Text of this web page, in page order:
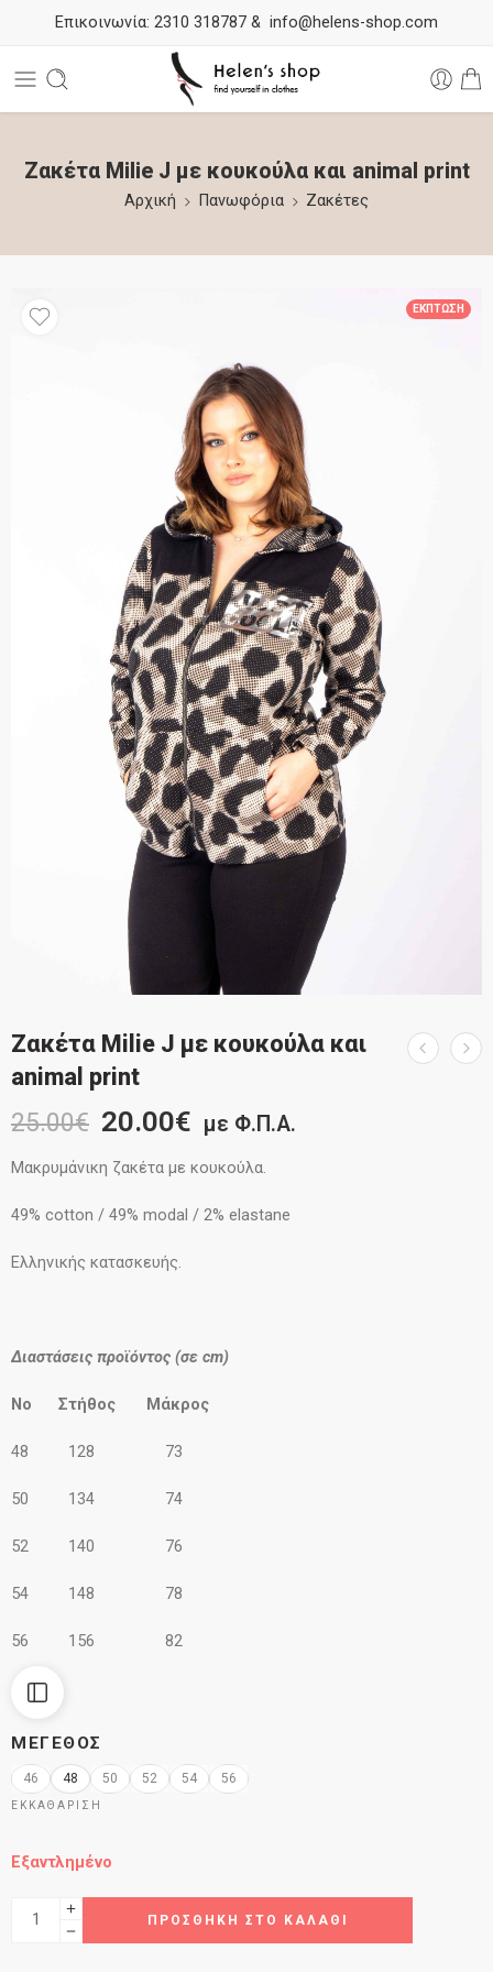
Επικοινωνία: 2310 318787 & info@helens-shop.com
Ζακέτα Milie J με κουκούλα και animal print
Αρχική Πανωφόρια Ζακέτες
ΈΚΠΤΩΣΗ
Ζακέτα Milie J με κουκούλα και
animal print
25.00€ 20.00€ με Φ.Π.Α.
Μακρυμάνικη ζακέτα με κουκούλα.
49% cotton / 49% modal / 2% elastane
Ελληνικής κατασκευής.
Διαστάσεις προϊόντος (σε cm)
No Στήθος Μάκρος
48 128 73
50 134 74
52 140 76
54 148 78
56 156 82
ΜΈΓΕΘΟΣ
46 48 50 52 54 56
ΕΚΚΑΘΆΡΙΣΗ
Εξαντλημένο
ΠΡΟΣΘΉΚΗ ΣΤΟ ΚΑΛΆΘΙ